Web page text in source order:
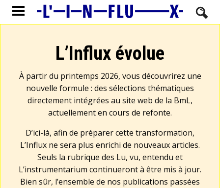
L’Influx évolue
À partir du printemps 2026, vous découvrirez une
nouvelle formule : des sélections thématiques
directement intégrées au site web de la BmL,
actuellement en cours de refonte.
D’ici-là, afin de préparer cette transformation,
L’Influx ne sera plus enrichi de nouveaux articles.
Seuls la rubrique des Lu, vu, entendu et
L’instrumentarium continueront à être mis à jour.
Bien sûr, l’ensemble de nos publications passées